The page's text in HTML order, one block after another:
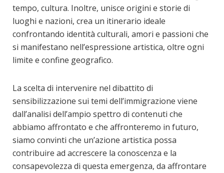
tempo, cultura. Inoltre, unisce origini e storie di
luoghi e nazioni, crea un itinerario ideale
confrontando identità culturali, amori e passioni che
si manifestano nell’espressione artistica, oltre ogni
limite e confine geografico.
La scelta di intervenire nel dibattito di
sensibilizzazione sui temi dell’immigrazione viene
dall’analisi dell’ampio spettro di contenuti che
abbiamo affrontato e che affronteremo in futuro,
siamo convinti che un’azione artistica possa
contribuire ad accrescere la conoscenza e la
consapevolezza di questa emergenza, da affrontare